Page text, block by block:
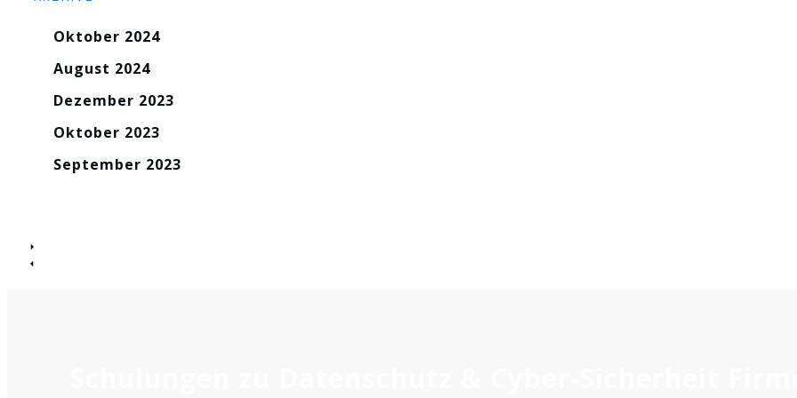
Oktober 2024
August 2024
Dezember 2023
Oktober 2023
September 2023